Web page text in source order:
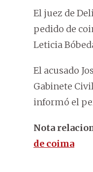
El juez de
pedido de
Leticia
El acusado
Gabinete
informó el
Nota
de coima